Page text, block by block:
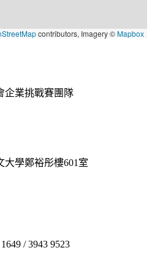
contributors, Imagery ©Mapbox
企業挑戰賽團隊
大學鄭裕彤樓601室
/ 3943 9523